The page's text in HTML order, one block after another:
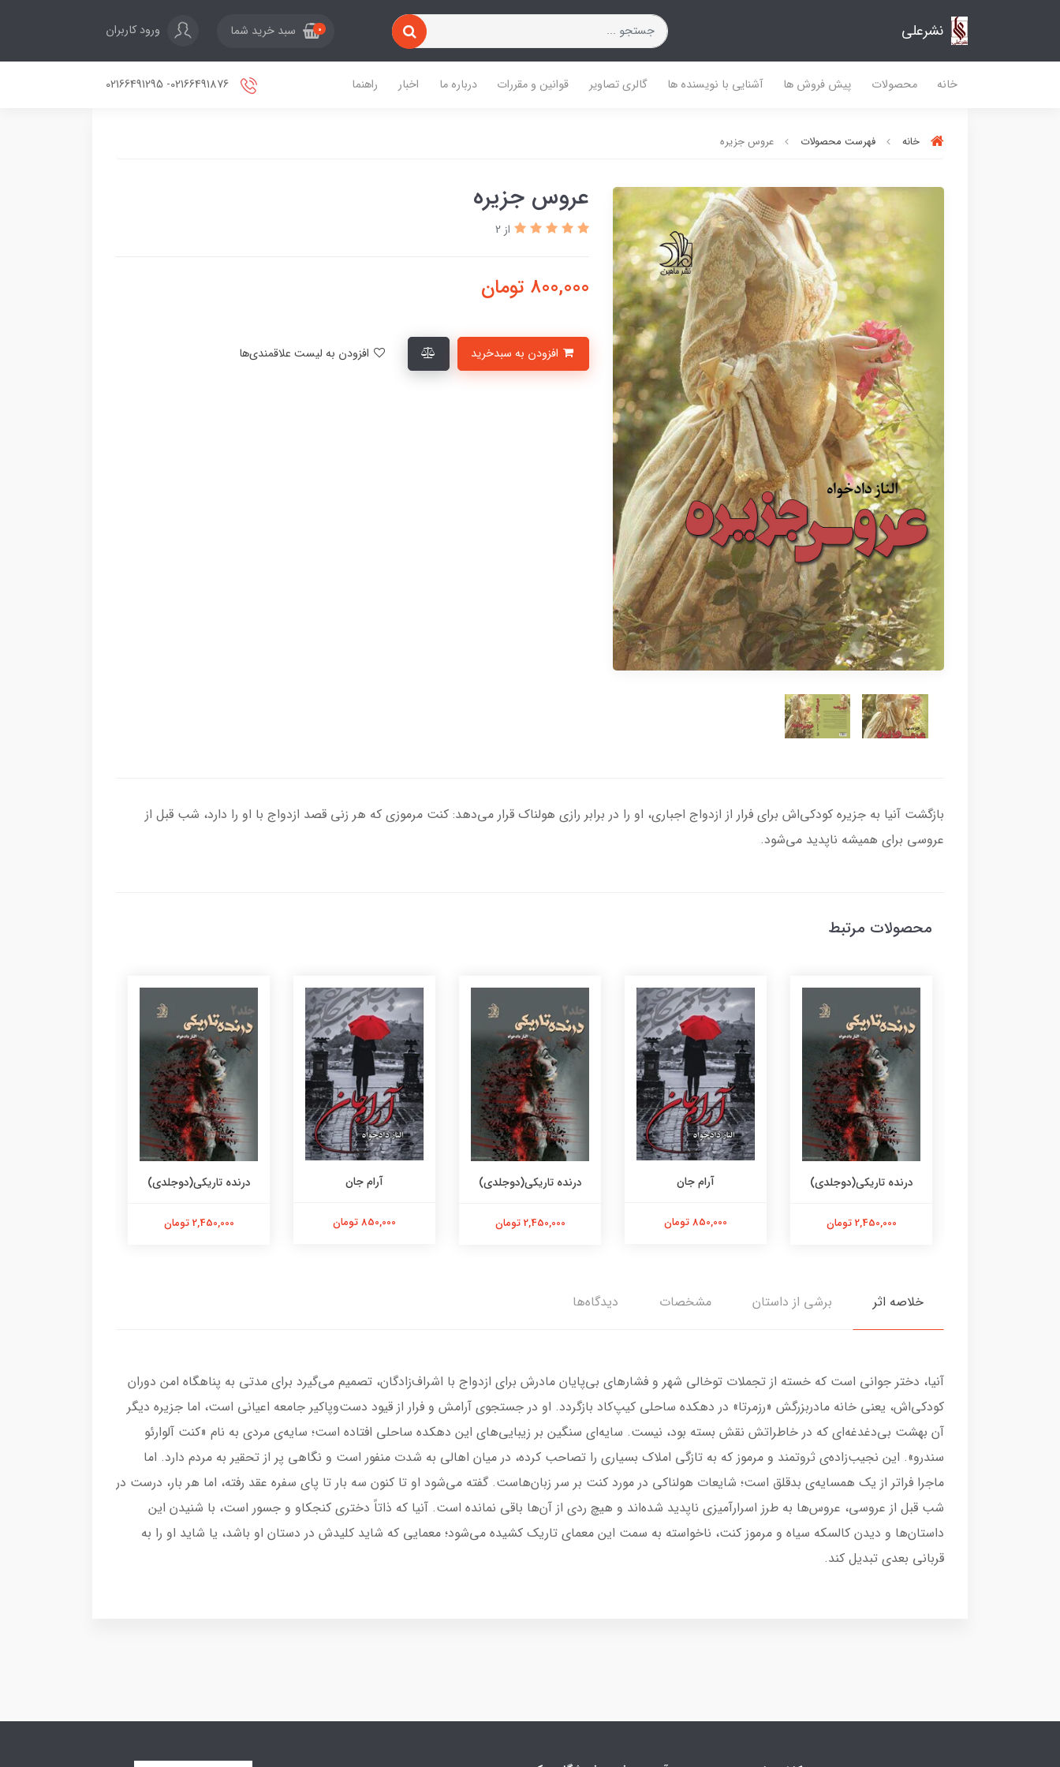
نشرعلی 0 سبد خرید شما ورود کاربران
خانه محصولات پیش فروش ها آشنایی با نویسنده ها گالری تصاویر قوانین و مقررات درباره ما اخبار راهنما
خانه فهرست محصولات عروس جزیره
عروس جزیره
از 2
800,000 تومان
بازگشت آنیا به جزیره کودکی‌اش برای فرار از ازدواج اجباری، او را در برابر رازی هولناک قرار می‌دهد: کنت مرموزی که هر زنی قصد ازدواج با او را دارد، شب قبل از
عروسی برای همیشه ناپدید می‌شود.
محصولات مرتبط
درنده تاریکی(دوجلدی)
2,450,000 تومان
آرام جان
850,000 تومان
درنده تاریکی(دوجلدی)
2,450,000 تومان
آرام جان
850,000 تومان
درنده تاریکی(دوجلدی)
2,450,000 تومان
خلاصه اثر برشی از داستان مشخصات دیدگاه‌ها
آنیا، دختر جوانی است که خسته از تجملات توخالی شهر و فشارهای بی‌پایان مادرش برای ازدواج با اشراف‌زادگان، تصمیم می‌گیرد برای مدتی به پناهگاه امن دوران
کودکی‌اش، یعنی خانه مادربزرگش «رزمرتا» در دهکده ساحلی کیپ‌کاد بازگردد. او در جستجوی آرامش و فرار از قیود دست‌وپاکیر جامعه اعیانی است، اما جزیره دیگر
آن بهشت بی‌دغدغه‌ای که در خاطراتش نقش بسته بود، نیست. سایه‌ای سنگین بر زیبایی‌های این دهکده ساحلی افتاده است؛ سایه‌ی مردی به نام «کنت آلوارئو
سندرو». این نجیب‌زاده‌ی ثروتمند و مرموز که به تازگی املاک بسیاری را تصاحب کرده، در میان اهالی به شدت منفور است و نگاهی پر از تحقیر به مردم دارد. اما
ماجرا فراتر از یک همسایه‌ی بدقلق است؛ شایعات هولناکی در مورد کنت بر سر زبان‌هاست. گفته می‌شود او تا کنون سه بار تا پای سفره عقد رفته، اما هر بار، درست در
شب قبل از عروسی، عروس‌ها به طرز اسرارآمیزی ناپدید شده‌اند و هیچ ردی از آن‌ها باقی نمانده است. آنیا که ذاتاً دختری کنجکاو و جسور است، با شنیدن این
داستان‌ها و دیدن کالسکه سیاه و مرموز کنت، ناخواسته به سمت این معمای تاریک کشیده می‌شود؛ معمایی که شاید کلیدش در دستان او باشد، یا شاید او را به
قربانی بعدی تبدیل کند.